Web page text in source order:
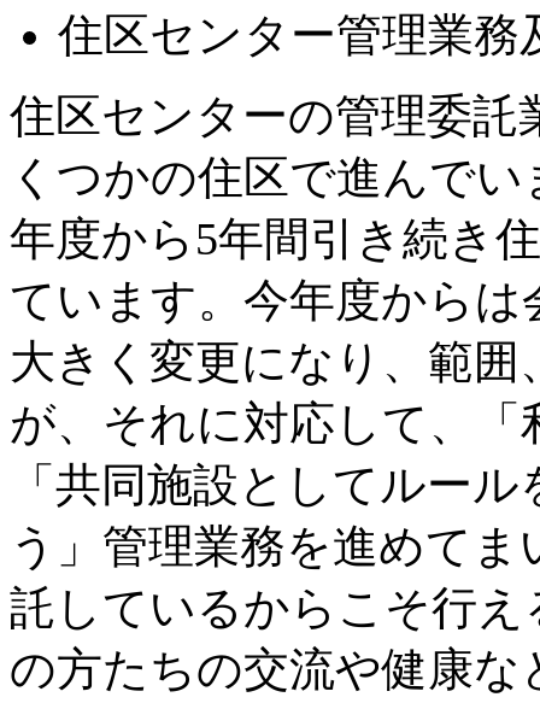
住区センター管理業務
住区センターの管理委
くつかの住区で進んで
年度から5年間引き続き
ています。今年度から
大きく変更になり、範
が、それに対応して、
「共同施設としてルー
う」管理業務を進めて
託しているからこそ行
の方たちの交流や健康